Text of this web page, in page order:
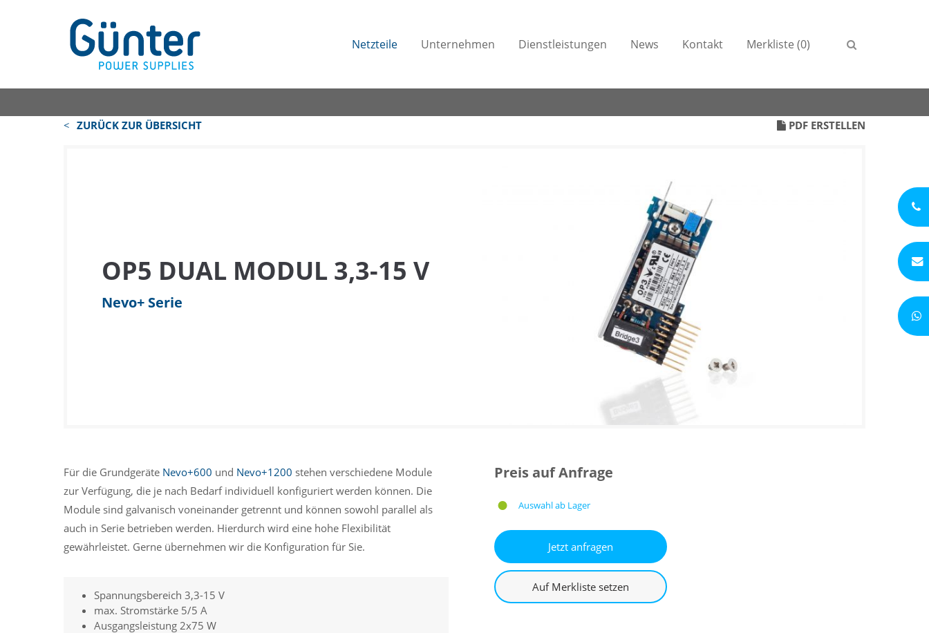
Netzteile Unternehmen Dienstleistungen News Kontakt Merkliste (0)
PDF ERSTELLEN
ZURÜCK ZUR ÜBERSICHT
OP5 DUAL MODUL 3,3-15 V
Nevo+ Serie
Für die Grundgeräte Nevo+600 und Nevo+1200 stehen verschiedene Module
zur Verfügung, die je nach Bedarf individuell konfiguriert werden können. Die
Module sind galvanisch voneinander getrennt und können sowohl parallel als
auch in Serie betrieben werden. Hierdurch wird eine hohe Flexibilität
gewährleistet. Gerne übernehmen wir die Konfiguration für Sie.
Spannungsbereich 3,3-15 V
max. Stromstärke 5/5 A
Ausgangsleistung 2x75 W
Preis auf Anfrage
Auswahl ab Lager